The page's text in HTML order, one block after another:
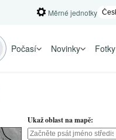
Měrné jednotky
Počasí Novinky Fotky
Ukaž oblast na mapě: